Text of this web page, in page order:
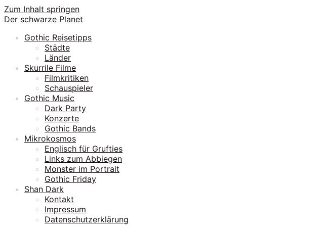
Zum Inhalt springen
Der schwarze Planet
Gothic Reisetipps
Städte
Länder
Skurrile Filme
Filmkritiken
Schauspieler
Gothic Music
Dark Party
Konzerte
Gothic Bands
Mikrokosmos
Englisch für Grufties
Links zum Abbiegen
Monster im Portrait
Gothic Friday
Shan Dark
Kontakt
Impressum
Datenschutzerklärung